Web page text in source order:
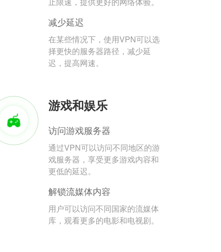
减少延迟
在某些情况下，使用VPN可以选
择更快的服务器路径，减少延
迟，提高网速。
游戏和娱乐
访问游戏服务器
通过VPN可以访问不同地区的游
戏服务器，享受更多游戏内容和
更低的延迟。
解锁流媒体内容
用户可以访问不同国家的流媒体
库，观看更多的电影和电视剧。